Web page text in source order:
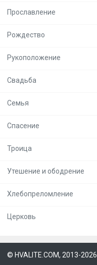
Прославление
Рождество
Рукоположение
Свадьба
Семья
Спасение
Троица
Утешение и ободрение
Хлебопреломление
Церковь
© HVALITE.COM, 2013-2026